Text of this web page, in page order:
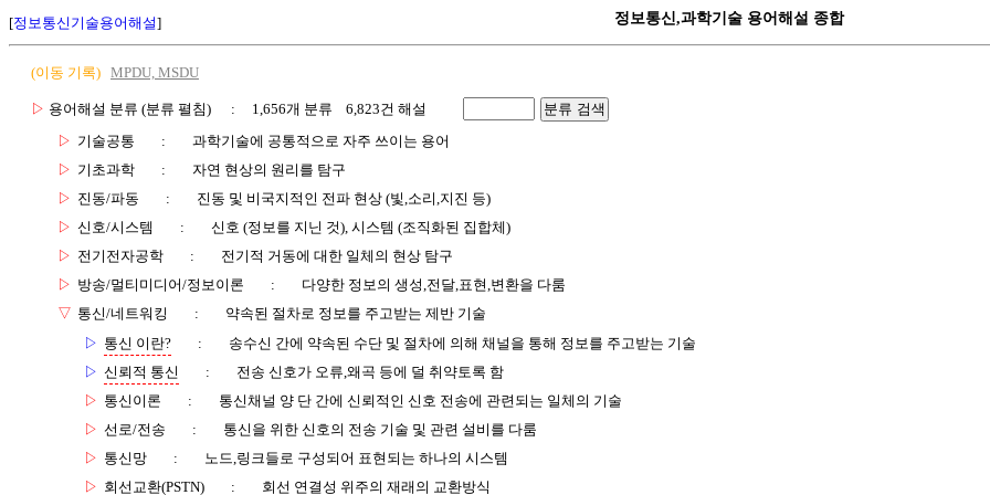
[정보통신기술용어해설] 정보통신,과학기술 용어해설 종합
(이동 기록) MPDU, MSDU
▷ 용어해설 분류 (분류 펼침) : 1,656개 분류 6,823건 해설
분류 검색
▷ 기술공통 :
과학기술에 공통적으로 자주 쓰이는 용어
▷ 기초과학 :
자연 현상의 원리를 탐구
▷ 진동/파동 :
진동 및 비국지적인 전파 현상 (빛,소리,지진 등)
▷ 신호/시스템 :
신호 (정보를 지닌 것), 시스템 (조직화된 집합체)
▷ 전기전자공학 :
전기적 거동에 대한 일체의 현상 탐구
▷ 방송/멀티미디어/정보이론 :
다양한 정보의 생성,전달,표현,변환을 다룸
▽ 통신/네트워킹 :
약속된 절차로 정보를 주고받는 제반 기술
▷ 통신 이란? :
송수신 간에 약속된 수단 및 절차에 의해 채널을 통해 정보를 주고받는 기술
▷ 신뢰적 통신 :
전송 신호가 오류,왜곡 등에 덜 취약토록 함
▷ 통신이론 :
통신채널 양 단 간에 신뢰적인 신호 전송에 관련되는 일체의 기술
▷ 선로/전송 :
통신을 위한 신호의 전송 기술 및 관련 설비를 다룸
▷ 통신망 :
노드,링크들로 구성되어 표현되는 하나의 시스템
▷ 회선교환(PSTN) : 회선 연결성 위주의 재래의 교환방식